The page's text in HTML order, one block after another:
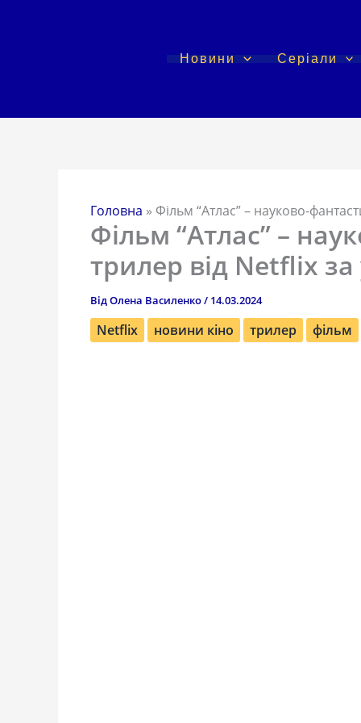
Новини Серіали
Головна » Фільм “Атлас” – науково-
Фільм “Атлас” –
трилер від Netflix
ВідОлена Василенко/ 14.03.2024
Netflix новини кіно трилер фільм